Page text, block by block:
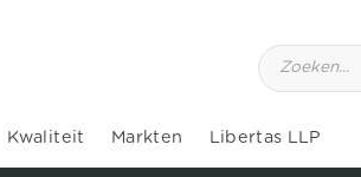
Kwaliteit Markten Libertas LLP